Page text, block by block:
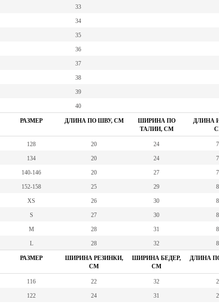
33
34
35
36
37
38
39
40
РАЗМЕР ДЛИНА ПО ШВУ, СМ
ШИРИНА ПО
ТАЛИИ, СМ
ДЛИНА
128 20 24
134 20 24
140-146 20 27
152-158 25 29
XS 26 30
S 27 30
M 28 31
L 28 32
РАЗМЕР
ШИРИНА РЕЗИНКИ,
СМ
ШИРИНА БЕДЕР,
СМ
ДЛИНА
116 22 32
122 24 31